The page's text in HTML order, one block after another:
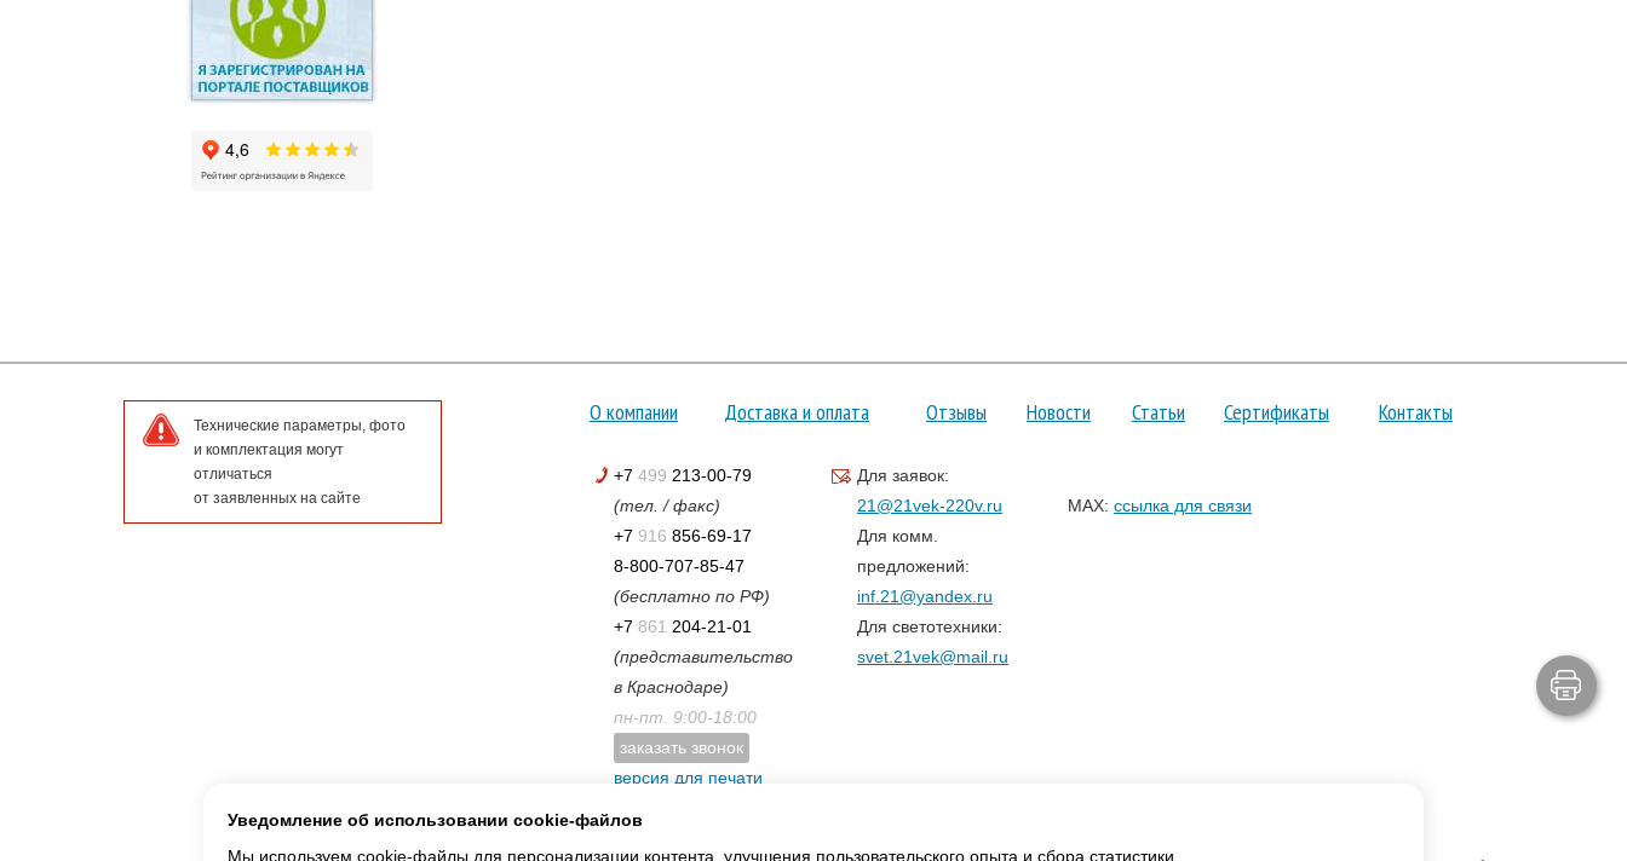
Технические параметры, фото
и комплектация могут
отличаться
от заявленных на сайте
О компании Доставка и оплата Отзывы Новости Статьи Сертификаты Контакты
+7 499 213-00-79
(тел. / факс)
+7 916 856-69-17
8-800-707-85-47
(бесплатно по РФ)
+7 861 204-21-01
(представительство
в Краснодаре)
пн-пт. 9:00-18:00
заказать звонок
версия для печати
Для заявок:
21@21vek-220v.ru
Для комм.
предложений:
inf.21@yandex.ru
Для светотехники:
svet.21vek@mail.ru
MAX: ссылка для связи
Уведомление об использовании cookie-файлов
Мы используем cookie-файлы для персонализации контента, улучшения пользовательского опыта и сбора статистики.